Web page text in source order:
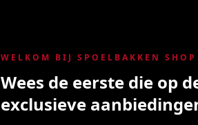
WELKOM BIJ SPOELBAKKEN SHOP
Wees de eerste die op
exclusieve